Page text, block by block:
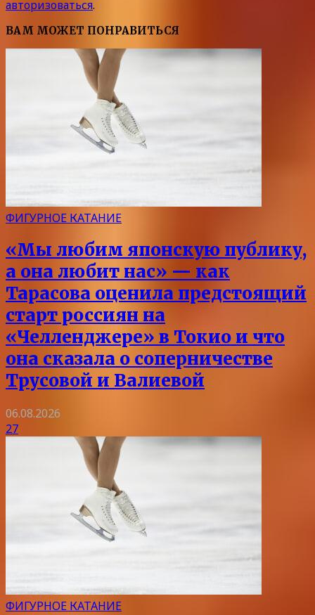
авторизоваться.
ВАМ МОЖЕТ ПОНРАВИТЬСЯ
ФИГУРНОЕ КАТАНИЕ
«Мы любим японскую публику,
а она любит нас» — как
Тарасова оценила предстоящий
старт россиян на
«Челленджере» в Токио и что
она сказала о соперничестве
Трусовой и Валиевой
06.08.2026
27
ФИГУРНОЕ КАТАНИЕ